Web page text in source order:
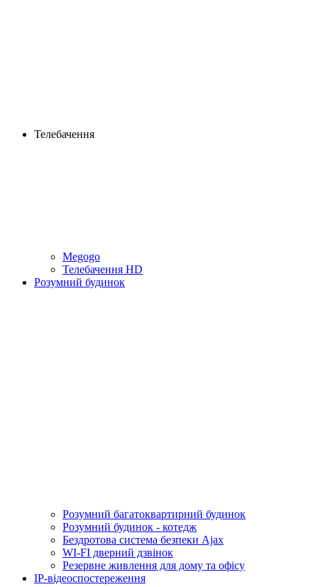
Телебачення
Megogo
Телебачення HD
Розумний будинок
Розумний багатоквартирний будинок
Розумний будинок - котедж
Бездротова система безпеки Ajax
WI-FI дверний дзвінок
Резервне живлення для дому та офісу
IP-відеоспостереження